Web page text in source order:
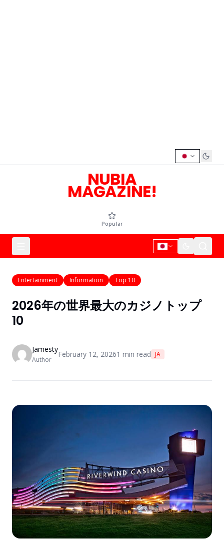
NUBIA
MAGAZINE!
Popular
Entertainment Information Top 10
2026年の世界最大のカジノトップ
10
Jamesty
Author
February 12, 20261 min read JA